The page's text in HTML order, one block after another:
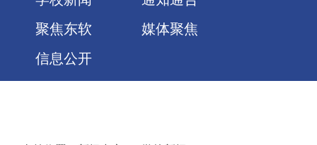
聚焦东软
媒体聚焦
信息公开